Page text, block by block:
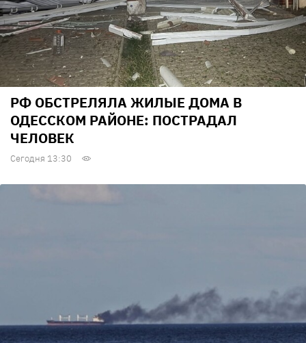
РФ ОБСТРЕЛЯЛА ЖИЛЫЕ ДОМА В
ОДЕССКОМ РАЙОНЕ: ПОСТРАДАЛ
ЧЕЛОВЕК
Сегодня 13:30